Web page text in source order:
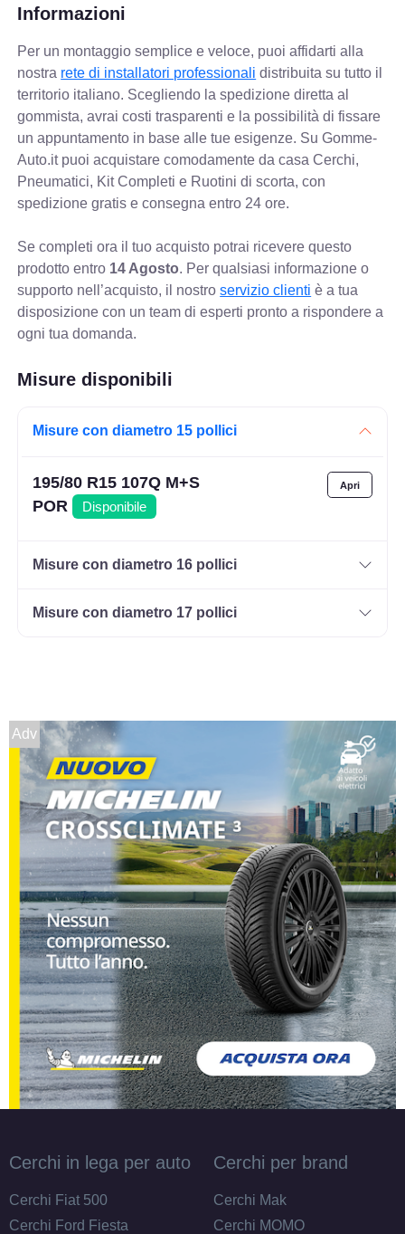
Informazioni
Per un montaggio semplice e veloce, puoi affidarti alla
nostra rete di installatori professionali distribuita su tutto il
territorio italiano. Scegliendo la spedizione diretta al
gommista, avrai costi trasparenti e la possibilità di fissare
un appuntamento in base alle tue esigenze. Su Gomme-
Auto.it puoi acquistare comodamente da casa Cerchi,
Pneumatici, Kit Completi e Ruotini di scorta, con
spedizione gratis e consegna entro 24 ore.
Se completi ora il tuo acquisto potrai ricevere questo
prodotto entro 14 Agosto. Per qualsiasi informazione o
supporto nell’acquisto, il nostroservizio clienti è a tua
disposizione con un team di esperti pronto a rispondere a
ogni tua domanda.
Misure disponibili
Misure con diametro 15 pollici
195/80 R15 107Q M+S
POR
Disponibile
Misure con diametro 16 pollici
Misure con diametro 17 pollici
Adv
Cerchi in lega per auto
Cerchi Fiat 500
Cerchi Ford Fiesta
Cerchi per brand
Cerchi Mak
Cerchi MOMO